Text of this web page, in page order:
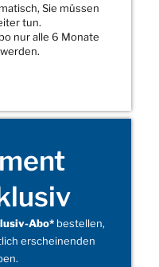
Sie müssen
tun.
nur alle 6 Monate
Abo*bestellen,
erscheinenden